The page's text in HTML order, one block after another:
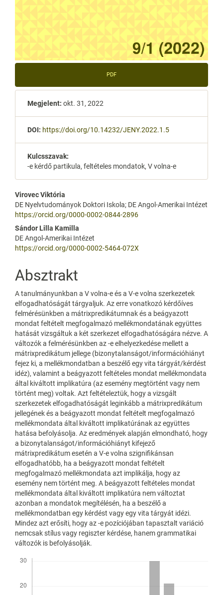
PDF
Megjelent: okt. 31, 2022
DOI: https://doi.org/10.14232/JENY.2022.1.5
Kulcsszavak:
-e kérdő partikula, feltételes mondatok, V volna-e
Main
Article
Content
Virovec Viktória
DE Nyelvtudományok Doktori Iskola; DE Angol-Amerikai Intézet
https://orcid.org/0000-0002-0844-2896
Sándor Lilla Kamilla
DE Angol-Amerikai Intézet
https://orcid.org/0000-0002-5464-072X
Absztrakt
A tanulmányunkban a V volna-e és a V-e volna szerkezetek
elfogadhatóságát tárgyaljuk. Az erre vonatkozó kérdőíves
felmérésünkben a mátrixpredikátumnak és a beágyazott
mondat feltételt megfogalmazó mellékmondatának együttes
hatását vizsgáltuk a két szerkezet elfogadhatóságára nézve. A
változók a felmérésünkben az -e elhelyezkedése mellett a
mátrixpredikátum jellege (bizonytalanságot/információhiányt
fejez ki, a mellékmondatban a beszélő egy vita tárgyát/kérdést
idéz), valamint a beágyazott feltételes mondat mellékmondata
által kiváltott implikatúra (az esemény megtörtént vagy nem
történt meg) voltak. Azt feltételeztük, hogy a vizsgált
szerkezetek elfogadhatóságát leginkább a mátrixpredikátum
jellegének és a beágyazott mondat feltételt megfogalmazó
mellékmondata által kiváltott implikatúrának az együttes
hatása befolyásolja. Az eredmények alapján elmondható, hogy
a bizonytalanságot/információhiányt kifejező
mátrixpredikátum esetén a V-e volna szignifikánsan
elfogadhatóbb, ha a beágyazott mondat feltételt
megfogalmazó mellékmondata azt implikálja, hogy az
esemény nem történt meg. A beágyazott feltételes mondat
mellékmondata által kiváltott implikatúra nem változtat
azonban a mondatok megítélésén, ha a beszélő a
mellékmondatban egy kérdést vagy egy vita tárgyát idézi.
Mindez azt erősíti, hogy az -e pozíciójában tapasztalt variáció
nemcsak stílus vagy regiszter kérdése, hanem grammatikai
változók is befolyásolják.